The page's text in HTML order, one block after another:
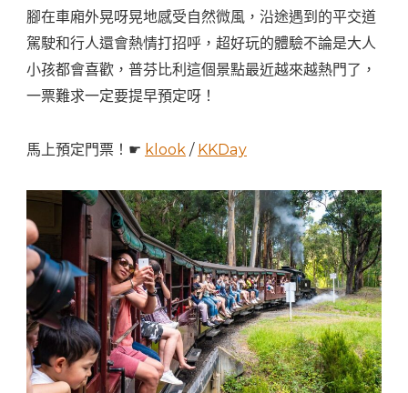
腳在車廂外晃呀晃地感受自然微風，沿途遇到的平交道
駕駛和行人還會熱情打招呼，超好玩的體驗不論是大人
小孩都會喜歡，普芬比利這個景點最近越來越熱門了，
一票難求一定要提早預定呀！
馬上預定門票！☛ klook / KKDay